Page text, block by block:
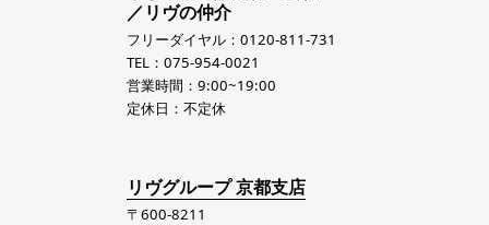
／リヴの仲介
フリーダイヤル：0120-811-731
TEL：075-954-0021
営業時間：9:00~19:00
定休日：不定休
リヴグループ 京都支店
〒600-8211